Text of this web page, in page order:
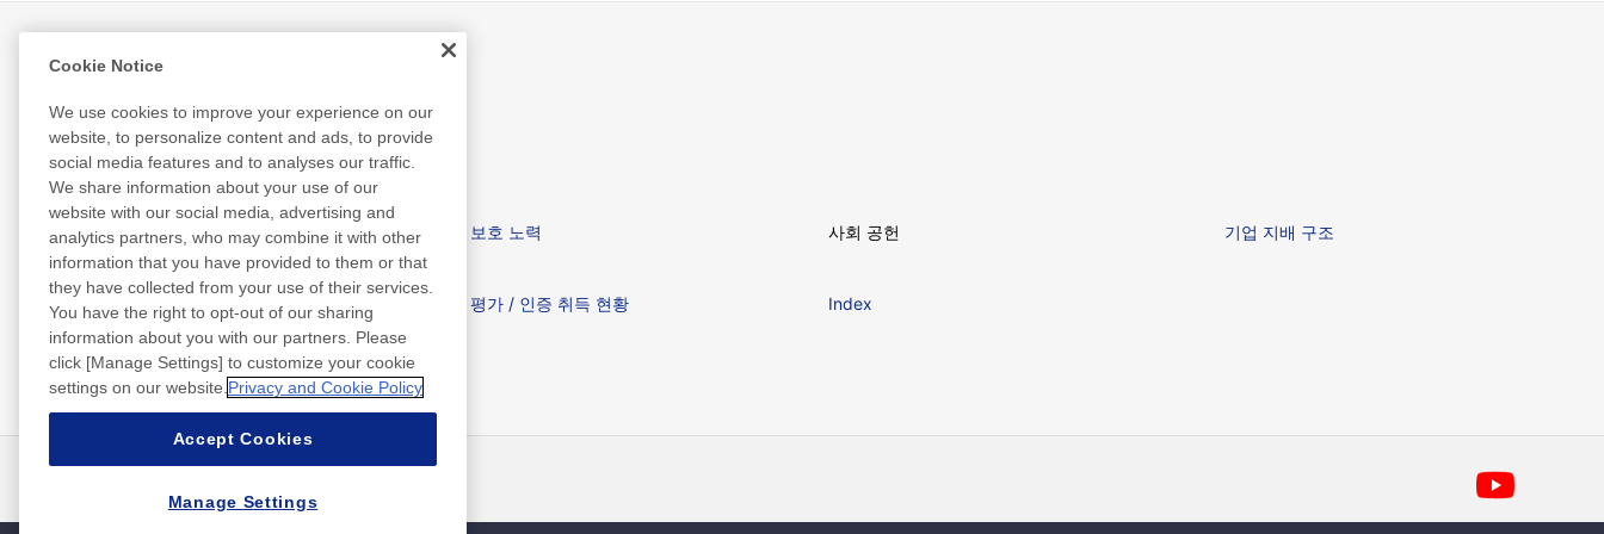
환경 지속 가능성
Nitto’s Sustainability 환경 보호 노력 사회 공헌 기업 지배 구조
Library 외부 평가 / 인증 취득 현황 Index
Cookie Notice
We use cookies to improve your experience on our
website, to personalize content and ads, to provide
social media features and to analyses our traffic.
We share information about your use of our
website with our social media, advertising and
analytics partners, who may combine it with other
information that you have provided to them or that
they have collected from your use of their services.
You have the right to opt-out of our sharing
information about you with our partners. Please
click [Manage Settings] to customize your cookie
settings on our website. Privacy and Cookie Policy
Accept Cookies
Manage Settings